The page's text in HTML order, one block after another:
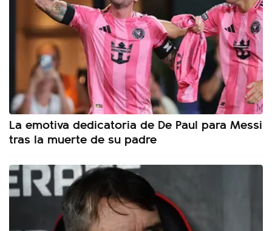
La emotiva dedicatoria de De Paul para Messi
tras la muerte de su padre